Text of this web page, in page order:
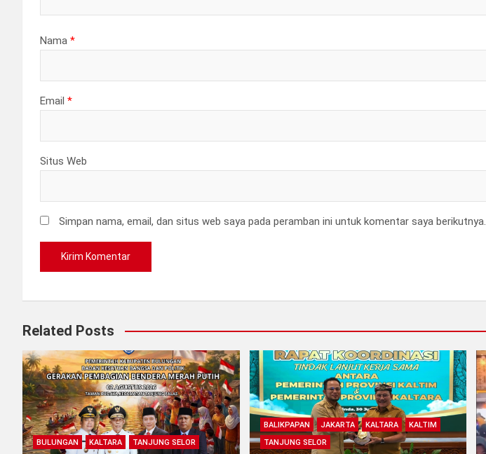
Nama *
Email *
Situs Web
Simpan nama, email, dan situs web saya pada peramban ini untuk komentar saya berikutnya.
Related Posts
BULUNGAN KALTARA TANJUNG SELOR
BALIKPAPAN JAKARTA KALTARA
KALTIM
TANJUNG SELOR